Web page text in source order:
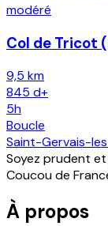
modéré
Col de Tricot
9,5 km
845 d+
5h
Boucle
Saint-Gervais-
Soyez prudent
Coucou de
À propos